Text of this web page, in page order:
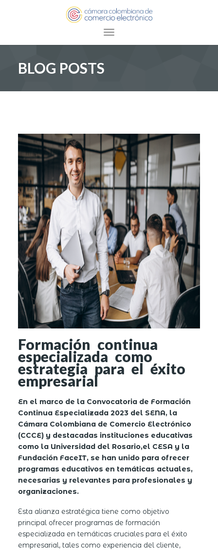
Toggle navigation
BLOG POSTS
Formación continua
especializada como
estrategia para el éxito
empresarial
En el marco de la Convocatoria de Formación
Continua Especializada 2023 del SENA, la
Cámara Colombiana de Comercio Electrónico
(CCCE) y destacadas instituciones educativas
como la Universidad del Rosario,el CESA y la
Fundación FaceIT, se han unido para ofrecer
programas educativos en temáticas actuales,
necesarias y relevantes para profesionales y
organizaciones.
Esta alianza estratégica tiene como objetivo
principal ofrecer programas de formación
especializada en temáticas cruciales para el éxito
empresarial, tales como experiencia del cliente,